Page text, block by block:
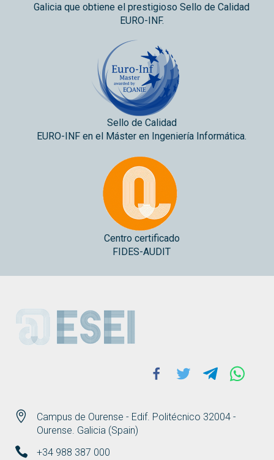
Galicia que obtiene el prestigioso Sello de Calidad
EURO-INF.
Sello de Calidad
EURO-INF en el Máster en Ingeniería Informática.
Centro certificado
FIDES-AUDIT
ESEI
Campus de Ourense - Edif. Politécnico 32004 -
Ourense. Galicia (Spain)
+34 988 387 000
Facebook
Twitter Telegram